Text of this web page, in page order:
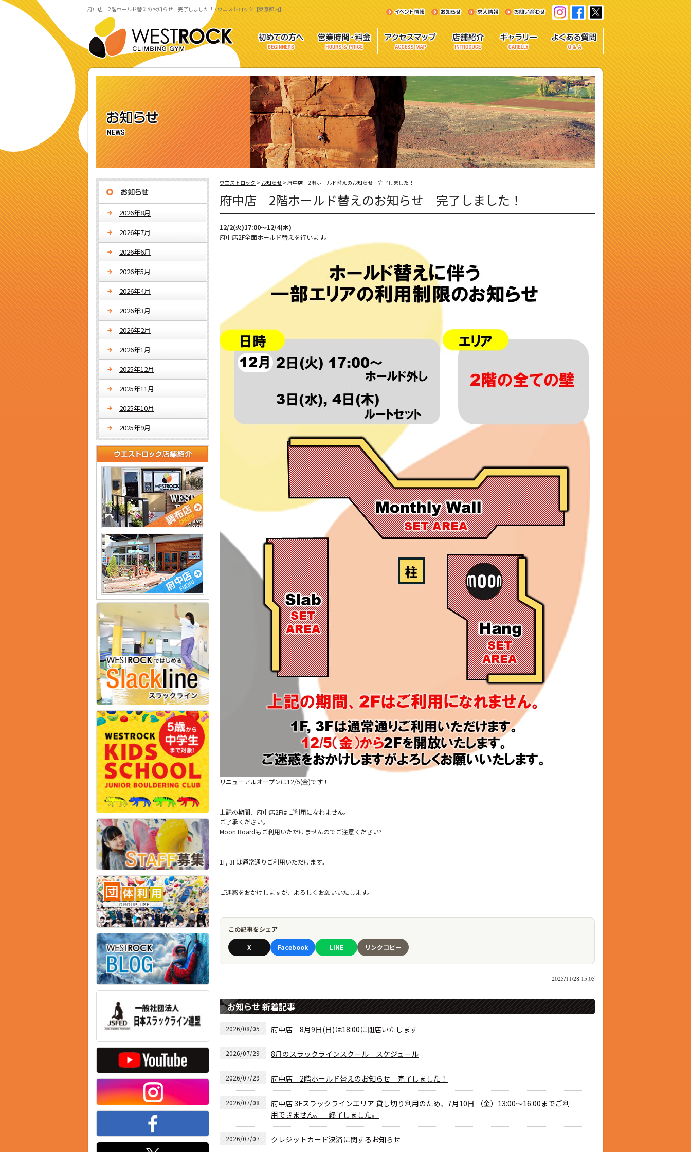
府中店 2階ホールド替えのお知らせ 完了しました！ - ウエストロック【東京都内】
ウエストロック > お知らせ > 府中店 2階ホールド替えのお知らせ 完了しました！
府中店 2階ホールド替えのお知らせ 完了しました！
12/2(火)17:00〜12/4(木)
府中店2F全面ホールド替えを行います。
リニューアルオープンは12/5(金)です！
上記の期間、府中店2Fはご利用になれません。
ご了承ください。
Moon Boardもご利用いただけませんのでご注意ください?
1F, 3Fは通常通りご利用いただけます。
ご迷惑をおかけしますが、よろしくお願いいたします。
この記事をシェア
X Facebook LINE リンクコピー
2025/11/28 15:05
お知らせ 新着記事
2026/08/05 府中店 8月9日(日)は18:00に閉店いたします
2026/07/29 8月のスラックラインスクール スケジュール
2026/07/29 府中店 2階ホールド替えのお知らせ 完了しました！
2026/07/08
府中店 3Fスラックラインエリア 貸し切り利用のため、7月10日 （金）13:00～16:00までご利
用できません。 終了しました。
2026/07/07 クレジットカード決済に関するお知らせ
2026年8月
2026年7月
2026年6月
2026年5月
2026年4月
2026年3月
2026年2月
2026年1月
2025年12月
2025年11月
2025年10月
2025年9月